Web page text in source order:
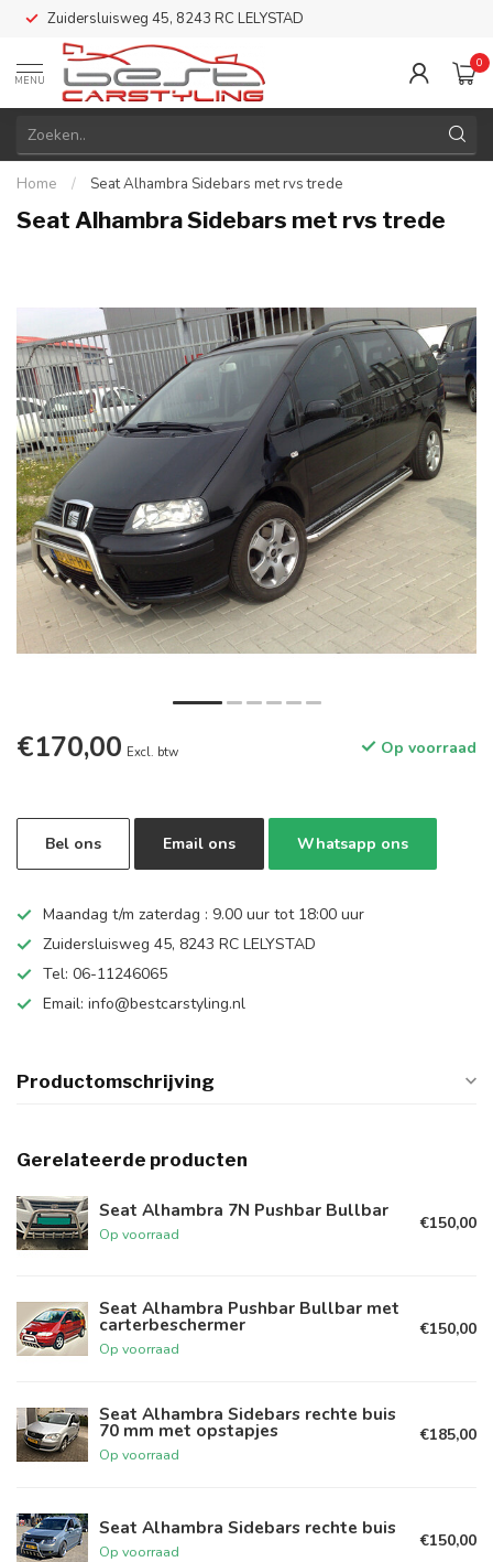
Zuidersluisweg 45, 8243 RC LELYSTAD
MENU
0
Home / Seat Alhambra Sidebars met rvs trede
Seat Alhambra Sidebars met rvs trede
€170,00 Excl. btw Op voorraad
Bel ons Email ons Whatsapp ons
Maandag t/m zaterdag : 9.00 uur tot 18:00 uur
Zuidersluisweg 45, 8243 RC LELYSTAD
Tel: 06-11246065
Email: info@bestcarstyling.nl
Productomschrijving
Gerelateerde producten
Seat Alhambra 7N Pushbar Bullbar
Op voorraad
€150,00
Seat Alhambra Pushbar Bullbar met
carterbeschermer
Op voorraad
€150,00
Seat Alhambra Sidebars rechte buis
70 mm met opstapjes
Op voorraad
€185,00
Seat Alhambra Sidebars rechte buis
Op voorraad
€150,00